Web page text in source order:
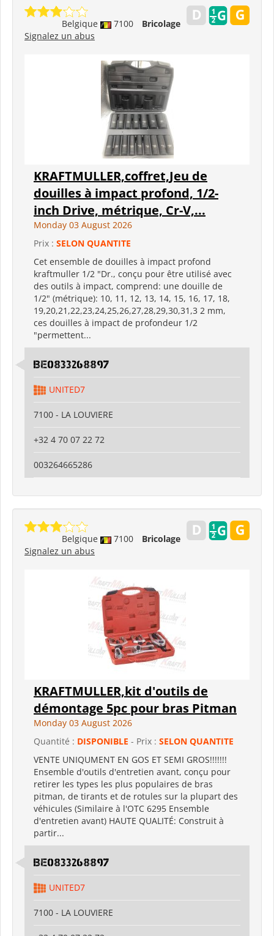
Belgique 7100
Bricolage
Signalez un abus
KRAFTMULLER,coffret,Jeu de
douilles à impact profond, 1/2-
inch Drive, métrique, Cr-V,...
Monday 03 August 2026
Prix : SELON QUANTITE
Cet ensemble de douilles à impact profond
kraftmuller 1/2 "Dr., conçu pour être utilisé avec
des outils à impact, comprend: une douille de
1/2" (métrique): 10, 11, 12, 13, 14, 15, 16, 17, 18,
19,20,21,22,23,24,25,26,27,28,29,30,31,3 2 mm,
ces douilles à impact de profondeur 1/2
"permettent...
BE0833268897
UNITED7
7100 - LA LOUVIERE
+32 4 70 07 22 72
003264665286
Belgique 7100
Bricolage
Signalez un abus
KRAFTMULLER,kit d'outils de
démontage 5pc pour bras Pitman
Monday 03 August 2026
Quantité : DISPONIBLE - Prix : SELON QUANTITE
VENTE UNIQUMENT EN GOS ET SEMI GROS!!!!!!!
Ensemble d'outils d'entretien avant, conçu pour
retirer les types les plus populaires de bras
pitman, de tirants et de rotules sur la plupart des
véhicules (Similaire à l'OTC 6295 Ensemble
d'entretien avant) HAUTE QUALITÉ: Construit à
partir...
BE0833268897
UNITED7
7100 - LA LOUVIERE